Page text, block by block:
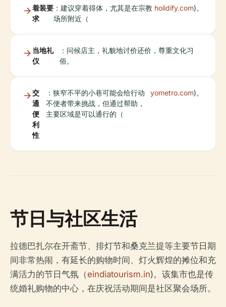
着装要
求
：建议穿着得体，尤其是在宗教
场所附近（
holidify.com)。
当地礼
仪
：问候店主，礼貌地讨价还价，尊重文化习
俗。
交
通
便
利
性
：狭窄不平的小巷可能会给行动
不便者带来挑战，但通过帮助，
主要区域是可以通行的（
yometro.com)。
节日与社区生活
拉德巴扎尔在开斋节、排灯节和桑克兰提等主要节日期
间非常热闹，有延长的购物时间、灯火辉煌的摊位和充
满活力的节日气氛（eindiatourism.in)。该集市也是传
统婚礼购物的中心，在庆祝活动期间是社区聚会场所。